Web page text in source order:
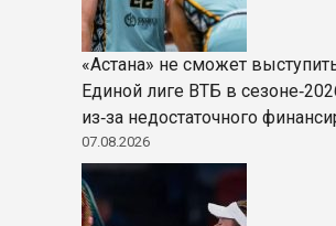
«Астана» не сможет
Единой лиге ВТБ в
из‑за недостаточного
07.08.2026